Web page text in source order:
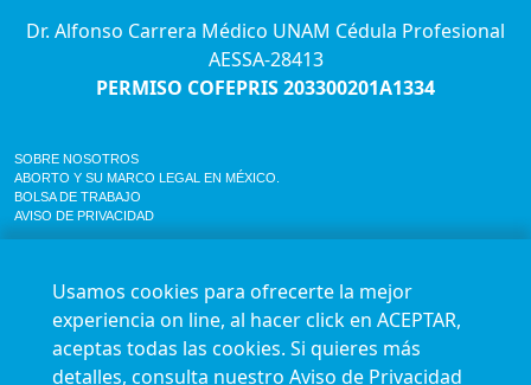
Dr. Alfonso Carrera Médico UNAM Cédula Profesional
AESSA-28413
PERMISO COFEPRIS 203300201A1334
SOBRE NOSOTROS
ABORTO Y SU MARCO LEGAL EN MÉXICO.
BOLSA DE TRABAJO
AVISO DE PRIVACIDAD
Agenda en línea24/7 aquí
Impact report
Síguenos en nuestras redes
Usamos cookies para ofrecerte la mejor
experiencia on line, al hacer click en ACEPTAR,
aceptas todas las cookies. Si quieres más
detalles, consulta nuestro Aviso de Privacidad